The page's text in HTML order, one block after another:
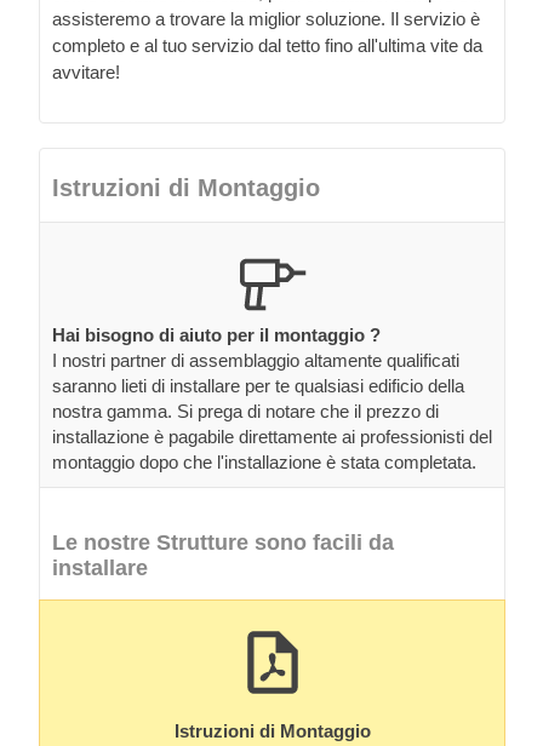
assisteremo a trovare la miglior soluzione. Il servizio è
completo e al tuo servizio dal tetto fino all'ultima vite da
avvitare!
Istruzioni di Montaggio
Hai bisogno di aiuto per il montaggio ?
I nostri partner di assemblaggio altamente qualificati
saranno lieti di installare per te qualsiasi edificio della
nostra gamma. Si prega di notare che il prezzo di
installazione è pagabile direttamente ai professionisti del
montaggio dopo che l'installazione è stata completata.
Le nostre Strutture sono facili da
installare
Istruzioni di Montaggio